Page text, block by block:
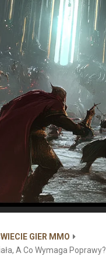
GIER MMO
A Co Wymaga Poprawy?